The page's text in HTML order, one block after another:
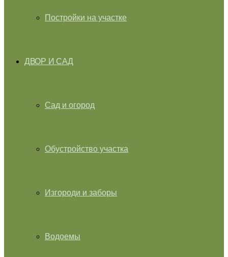
Постройки на участке
ДВОР И САД
Сад и огород
Обустройство участка
Изгороди и заборы
Водоемы